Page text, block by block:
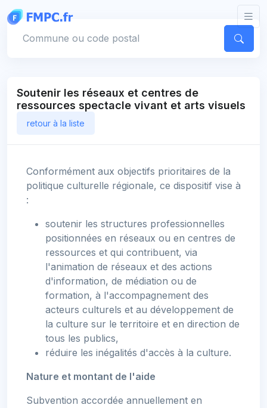
Soutenir les réseaux et centres de
ressources spectacle vivant et arts visuels
retour à la liste
Conformément aux objectifs prioritaires de la
politique culturelle régionale, ce dispositif vise à
:
soutenir les structures professionnelles
positionnées en réseaux ou en centres de
ressources et qui contribuent, via
l'animation de réseaux et des actions
d'information, de médiation ou de
formation, à l'accompagnement des
acteurs culturels et au développement de
la culture sur le territoire et en direction de
tous les publics,
réduire les inégalités d'accès à la culture.
Nature et montant de l'aide
Subvention accordée annuellement en
Panneau de gestion des cookies